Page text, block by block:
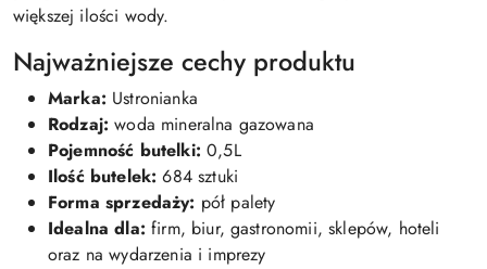
większej ilości wody.
Najważniejsze cechy produktu
Marka: Ustronianka
Rodzaj: woda mineralna gazowana
Pojemność butelki: 0,5L
Ilość butelek: 684 sztuki
Forma sprzedaży: pół palety
Idealna dla: firm, biur, gastronomii, sklepów, hoteli
oraz na wydarzenia i imprezy